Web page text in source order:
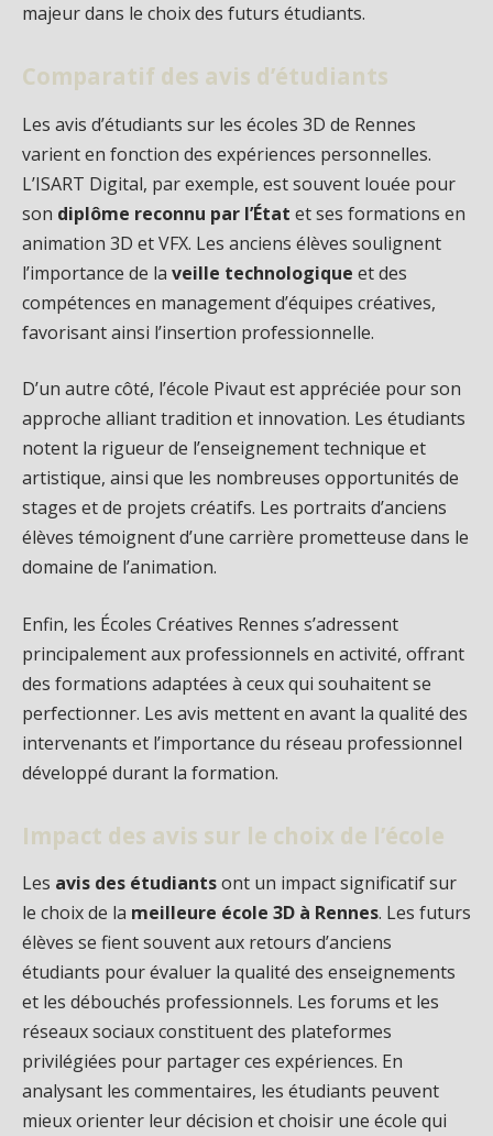
majeur dans le choix des futurs étudiants.
Comparatif des avis d’étudiants
Les avis d’étudiants sur les écoles 3D de Rennes
varient en fonction des expériences personnelles.
L’ISART Digital, par exemple, est souvent louée pour
son diplôme reconnu par l’État et ses formations en
animation 3D et VFX. Les anciens élèves soulignent
l’importance de la veille technologique et des
compétences en management d’équipes créatives,
favorisant ainsi l’insertion professionnelle.
D’un autre côté, l’école Pivaut est appréciée pour son
approche alliant tradition et innovation. Les étudiants
notent la rigueur de l’enseignement technique et
artistique, ainsi que les nombreuses opportunités de
stages et de projets créatifs. Les portraits d’anciens
élèves témoignent d’une carrière prometteuse dans le
domaine de l’animation.
Enfin, les Écoles Créatives Rennes s’adressent
principalement aux professionnels en activité, offrant
des formations adaptées à ceux qui souhaitent se
perfectionner. Les avis mettent en avant la qualité des
intervenants et l’importance du réseau professionnel
développé durant la formation.
Impact des avis sur le choix de l’école
Les avis des étudiantsont un impact significatif sur
le choix de la meilleure école 3D à Rennes. Les futurs
élèves se fient souvent aux retours d’anciens
étudiants pour évaluer la qualité des enseignements
et les débouchés professionnels. Les forums et les
réseaux sociaux constituent des plateformes
privilégiées pour partager ces expériences. En
analysant les commentaires, les étudiants peuvent
mieux orienter leur décision et choisir une école qui